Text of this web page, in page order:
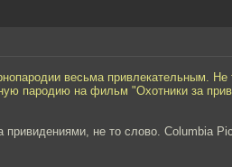
весьма привлекательным. Не
пародию на фильм "Охотники за
привидениями, не то слово. Columbia